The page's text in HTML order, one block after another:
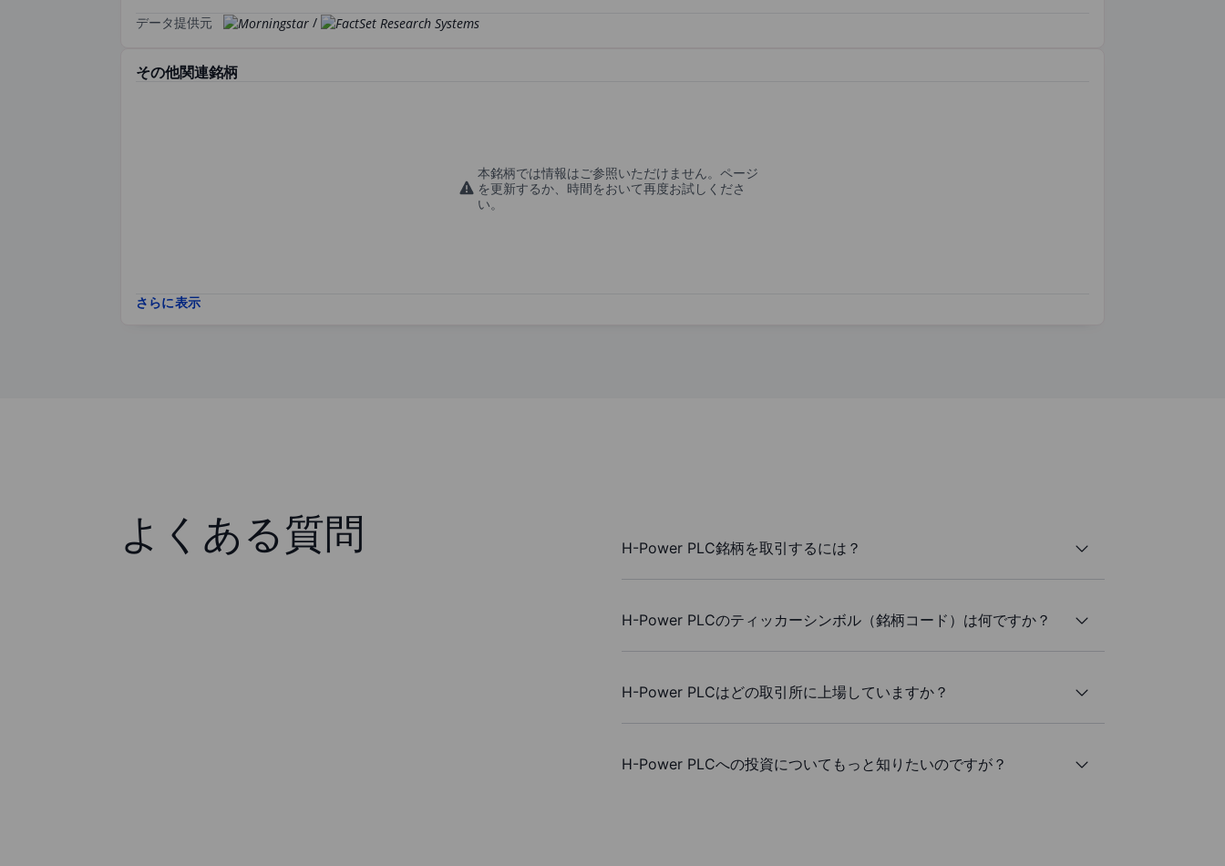
データ提供元 /
その他関連銘柄
本銘柄では情報はご参照いただけません。ページ
を更新するか、時間をおいて再度お試しくださ
い。
さらに表示
よくある質問 H-Power PLC銘柄を取引するには？
H-Power PLCのティッカーシンボル（銘柄コード）は何ですか？
H-Power PLCはどの取引所に上場していますか？
H-Power PLCへの投資についてもっと知りたいのですが？